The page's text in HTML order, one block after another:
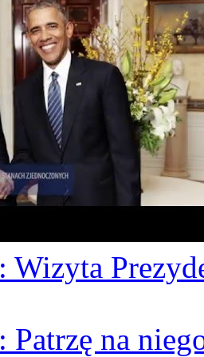
: Wizyta
: Patrzę na